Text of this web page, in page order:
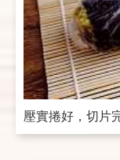
壓實捲好，切片